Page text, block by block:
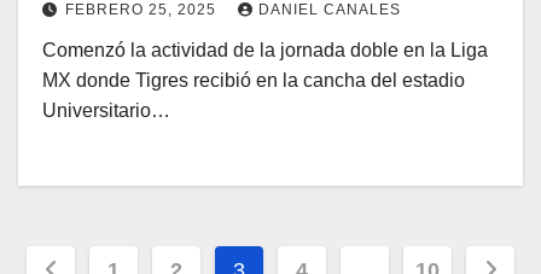
FEBRERO 25, 2025 DANIEL CANALES
Comenzó la actividad de la jornada doble en la Liga
MX donde Tigres recibió en la cancha del estadio
Universitario…